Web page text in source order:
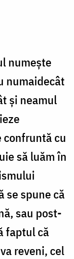
numeşte
numaidecât
şi neamul
confruntă cu
să luăm în
se spune că
sau post-
faptul că
reveni, cel